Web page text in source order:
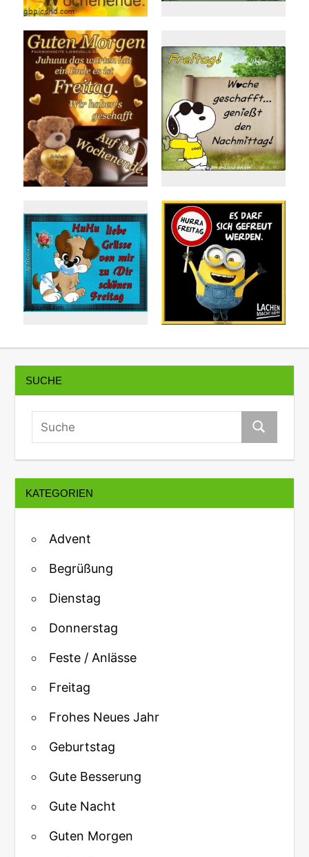
SUCHE
KATEGORIEN
Advent
Begrüßung
Dienstag
Donnerstag
Feste / Anlässe
Freitag
Frohes Neues Jahr
Geburtstag
Gute Besserung
Gute Nacht
Guten Morgen